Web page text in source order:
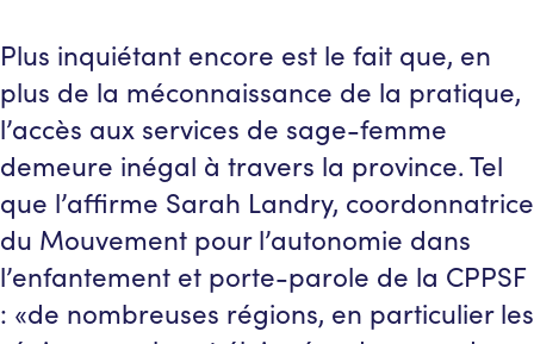
Plus inquiétant encore est le fait que, en
plus de la méconnaissance de la pratique,
l’accès aux services de sage-femme
demeure inégal à travers la province. Tel
que l’affirme Sarah Landry, coordonnatrice
du Mouvement pour l’autonomie dans
l’enfantement et porte-parole de la CPPSF
: «de nombreuses régions, en particulier les